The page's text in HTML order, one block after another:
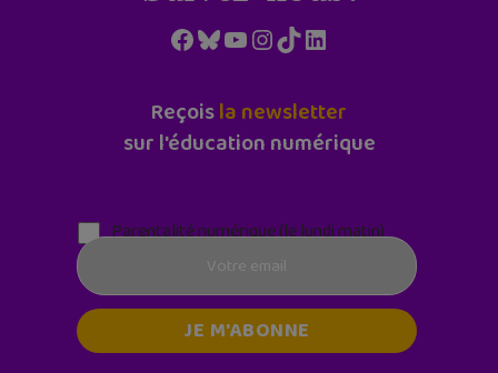
Facebook
Bluesky
YouTube
Instagram
TikTokLinkedIn
Reçoisla newsletter
sur l'éducation numérique
Parentalité numérique (le lundi matin)